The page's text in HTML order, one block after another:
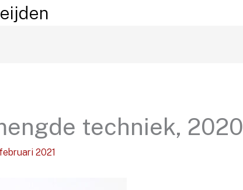
techniek, 2020
2021